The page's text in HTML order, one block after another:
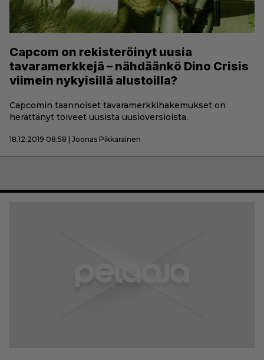
Capcom on rekisteröinyt uusia
tavaramerkkejä – nähdäänkö Dino Crisis
viimein nykyisillä alustoilla?
Capcomin taannoiset tavaramerkkihakemukset on
herättänyt toiveet uusista uusioversioista.
18.12.2019 08:58 | Joonas Pikkarainen